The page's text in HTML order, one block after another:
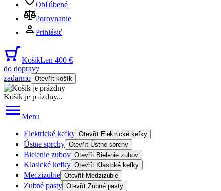
Obľúbené
Porovnanie
Prihlásiť
KošíkLen 400 €
do dopravy
zadarmo Otevřít košík
Košík je prázdny...
Menu
Elektrické kefky Otevřít Elektrické kefky
Ústne sprchy Otevřít Ústne sprchy
Bielenie zubov Otevřít Bielenie zubov
Klasické kefky Otevřít Klasické kefky
Medzizubie Otevřít Medzizubie
Zubné pasty Otevřít Zubné pasty